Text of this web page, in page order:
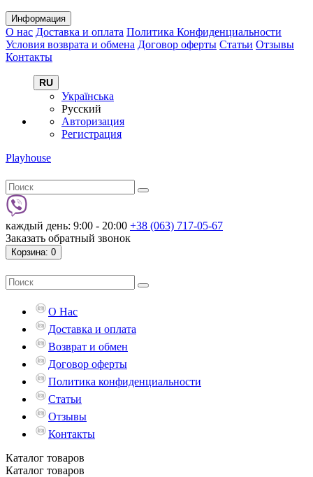
Информация
О нас Доставка и оплата Политика Конфиденциальности
Условия возврата и обмена Договор оферты Статьи Отзывы
Контакты
RU
Українська
Русский
Авторизация
Регистрация
Playhouse
каждый день: 9:00 - 20:00 +38 (063) 717-05-67
Заказать обратный звонок
Корзина: 0
О Нас
Доставка и оплата
Возврат и обмен
Договор оферты
Политика конфиденциальности
Статьи
Отзывы
Контакты
Каталог товаров
Каталог товаров